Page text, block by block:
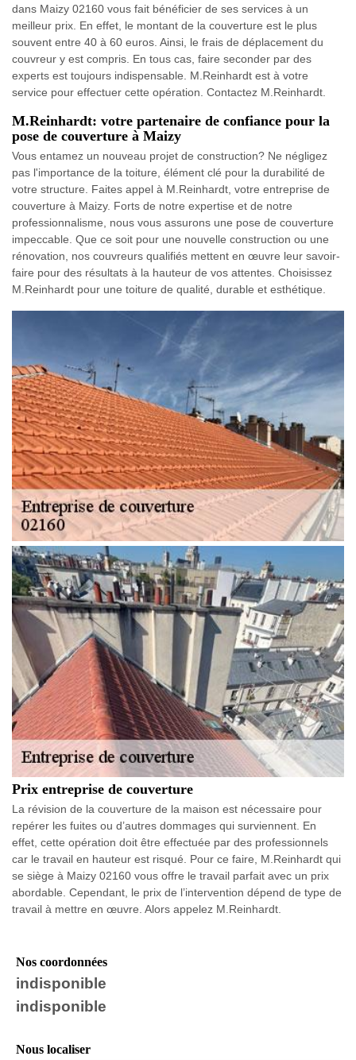
dans Maizy 02160 vous fait bénéficier de ses services à un
meilleur prix. En effet, le montant de la couverture est le plus
souvent entre 40 à 60 euros. Ainsi, le frais de déplacement du
couvreur y est compris. En tous cas, faire seconder par des
experts est toujours indispensable. M.Reinhardt est à votre
service pour effectuer cette opération. Contactez M.Reinhardt.
M.Reinhardt: votre partenaire de confiance pour la
pose de couverture à Maizy
Vous entamez un nouveau projet de construction? Ne négligez
pas l'importance de la toiture, élément clé pour la durabilité de
votre structure. Faites appel à M.Reinhardt, votre entreprise de
couverture à Maizy. Forts de notre expertise et de notre
professionnalisme, nous vous assurons une pose de couverture
impeccable. Que ce soit pour une nouvelle construction ou une
rénovation, nos couvreurs qualifiés mettent en œuvre leur savoir-
faire pour des résultats à la hauteur de vos attentes. Choisissez
M.Reinhardt pour une toiture de qualité, durable et esthétique.
Prix entreprise de couverture
La révision de la couverture de la maison est nécessaire pour
repérer les fuites ou d’autres dommages qui surviennent. En
effet, cette opération doit être effectuée par des professionnels
car le travail en hauteur est risqué. Pour ce faire, M.Reinhardt qui
se siège à Maizy 02160 vous offre le travail parfait avec un prix
abordable. Cependant, le prix de l’intervention dépend de type de
travail à mettre en œuvre. Alors appelez M.Reinhardt.
Nos coordonnées
indisponible
indisponible
Nous localiser